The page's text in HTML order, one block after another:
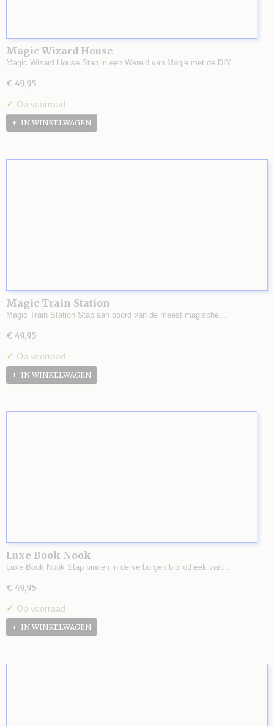
Magic Wizard House
Magic Wizard House Stap in een Wereld van Magie met de DIY…
€ 49,95
✓ Op voorraad
IN WINKELWAGEN
Magic Train Station
Magic Train Station Stap aan boord van de meest magische…
€ 49,95
✓ Op voorraad
IN WINKELWAGEN
Luxe Book Nook
Luxe Book Nook Stap binnen in de verborgen bibliotheek van…
€ 49,95
✓ Op voorraad
IN WINKELWAGEN